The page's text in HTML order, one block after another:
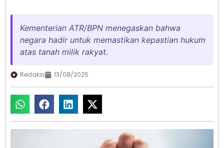
Kementerian ATR/BPN menegaskan bahwa
negara hadir untuk memastikan kepastian hukum
atas tanah milik rakyat.
Redaksi 13/08/2025